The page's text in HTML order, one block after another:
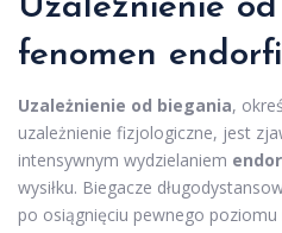
fenomen
Uzależnienie od biegania,
uzależnienie fizjologiczne, jest
intensywnym wydzielaniem
wysiłku. Biegacze
po osiągnięciu pewnego